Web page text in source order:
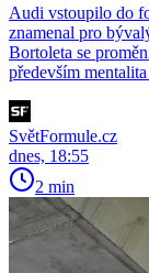
Audi vstoupilo do
znamenal pro
Bortoleta se
především
SvětFormule.cz
dnes, 18:55
2 min